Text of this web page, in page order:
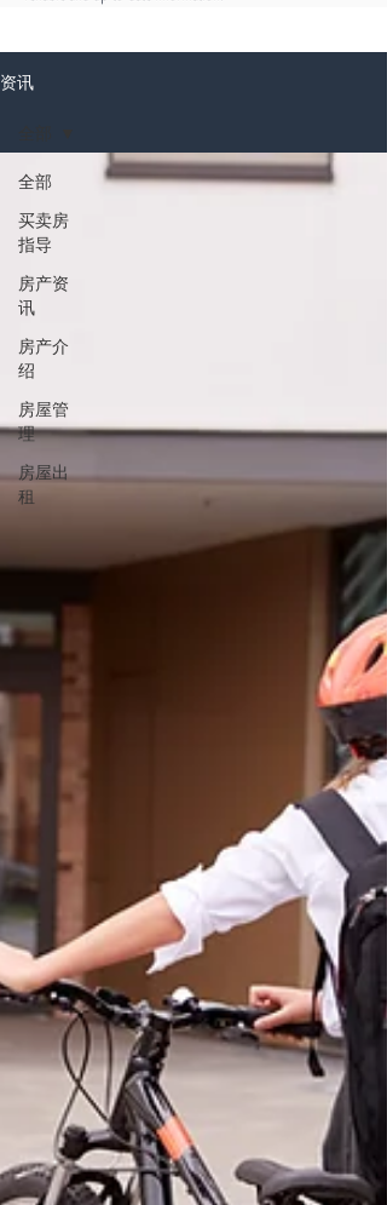
资讯
全部
买卖房
指导
房产资
讯
房产介
绍
房屋管
理
房屋出
租